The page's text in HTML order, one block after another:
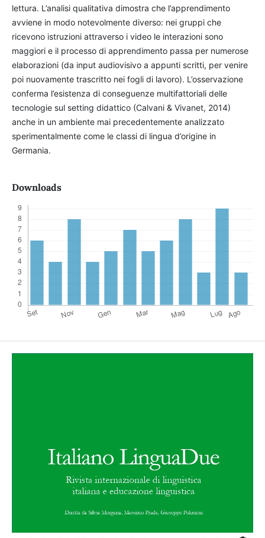
lettura. L’analisi qualitativa dimostra che l’apprendimento
avviene in modo notevolmente diverso: nei gruppi che
ricevono istruzioni attraverso i video le interazioni sono
maggiori e il processo di apprendimento passa per numerose
elaborazioni (da input audiovisivo a appunti scritti, per venire
poi nuovamente trascritto nei fogli di lavoro). L’osservazione
conferma l’esistenza di conseguenze multifattoriali delle
tecnologie sul setting didattico (Calvani & Vivanet, 2014)
anche in un ambiente mai precedentemente analizzato
sperimentalmente come le classi di lingua d’origine in
Germania.
Downloads